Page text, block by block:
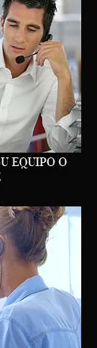
EQUIPO O